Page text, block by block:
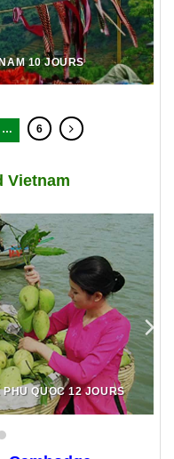
10 JOURS
… 6
Vietnam
QUOC 12 JOURS